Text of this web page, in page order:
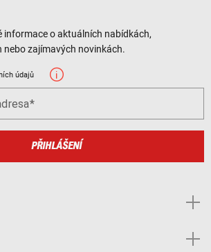
informace o aktuálních nabídkách,
zajímavých novinkách.
údajů
PŘIHLÁŠENÍ